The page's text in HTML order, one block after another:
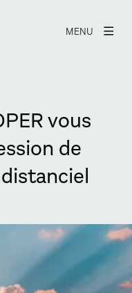
MENU
vous
de